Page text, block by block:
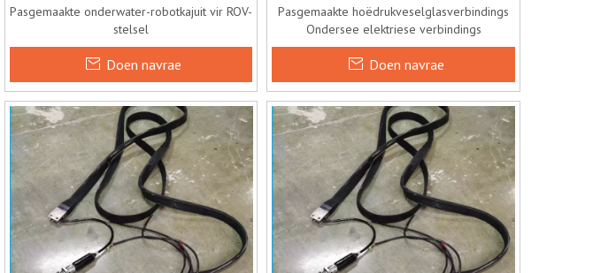
Pasgemaakte onderwater-robotkajuit vir ROV-
stelsel
Doen navrae
Pasgemaakte hoëdrukveselglasverbindings
Ondersee elektriese verbindings
Doen navrae